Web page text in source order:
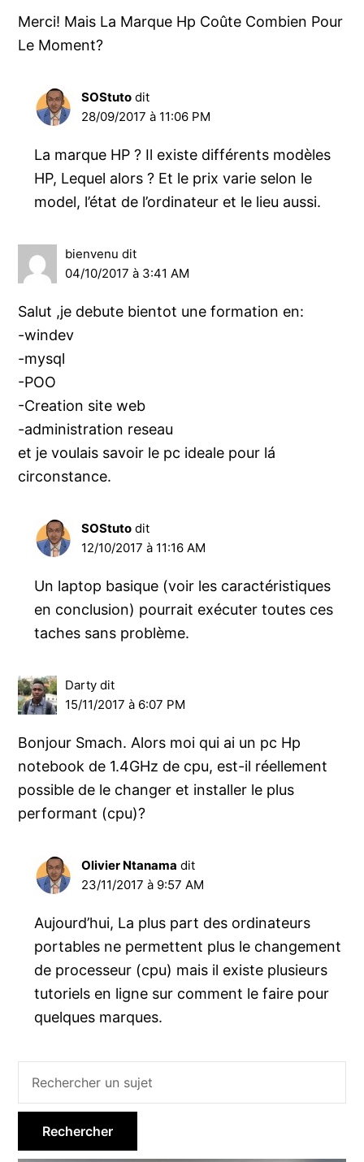
Merci! Mais La Marque Hp Coûte Combien Pour
Le Moment?
SOStuto dit
28/09/2017 à 11:06 PM
La marque HP ? Il existe différents modèles
HP, Lequel alors ? Et le prix varie selon le
model, l’état de l’ordinateur et le lieu aussi.
bienvenu dit
04/10/2017 à 3:41 AM
Salut ,je debute bientot une formation en:
-windev
-mysql
-POO
-Creation site web
-administration reseau
et je voulais savoir le pc ideale pour lá
circonstance.
SOStuto dit
12/10/2017 à 11:16 AM
Un laptop basique (voir les caractéristiques
en conclusion) pourrait exécuter toutes ces
taches sans problème.
Darty dit
15/11/2017 à 6:07 PM
Bonjour Smach. Alors moi qui ai un pc Hp
notebook de 1.4GHz de cpu, est-il réellement
possible de le changer et installer le plus
performant (cpu)?
Olivier Ntanama dit
23/11/2017 à 9:57 AM
Aujourd’hui, La plus part des ordinateurs
portables ne permettent plus le changement
de processeur (cpu) mais il existe plusieurs
tutoriels en ligne sur comment le faire pour
quelques marques.
Barre
latérale
principale